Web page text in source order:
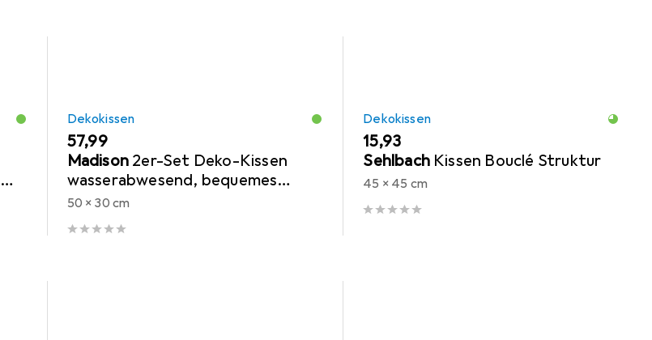
Dekokissen
EUR
57,99
Madison 2er-Set Deko-Kissen
wasserabwesend, bequemes
Outdoorkissen, dunkel grau, 50 x
30 x 10 cm
50 x 30 cm
Dekokissen
EUR
15,93
Sehlbach Kissen Bouclé Struktur
45 x 45 cm